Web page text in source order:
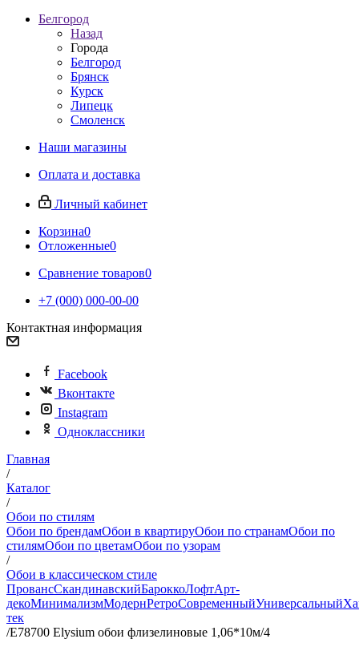
Белгород
Назад
Города
Белгород
Брянск
Курск
Липецк
Смоленск
Наши магазины
Оплата и доставка
Личный кабинет
Корзина0
Отложенные0
Сравнение товаров0
+7 (000) 000-00-00
Контактная информация
Facebook
Вконтакте
Instagram
Одноклассники
Главная
/
Каталог
/
Обои по стилям
Обои по брендамОбои в квартируОбои по странамОбои по
стилямОбои по цветамОбои по узорам
/
Обои в классическом стиле
ПровансСкандинавскийБароккоЛофтАрт-
декоМинимализмМодернРетроСовременныйУниверсальный
тек
/Е78700 Elysium обои флизелиновые 1,06*10м/4